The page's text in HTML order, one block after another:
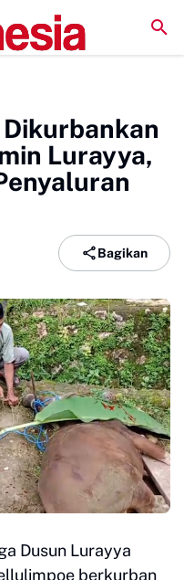
Pariwisata
Lurayya,
Bagikan
Dusun Lurayya
berkurban